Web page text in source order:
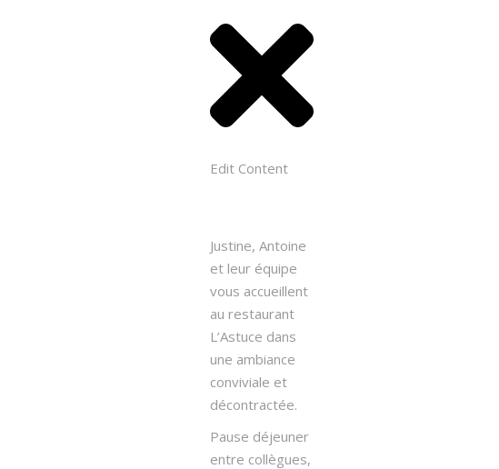
Edit Content
Justine, Antoine
et leur équipe
vous accueillent
au restaurant
L’Astuce dans
une ambiance
conviviale et
décontractée.
Pause déjeuner
entre collègues,